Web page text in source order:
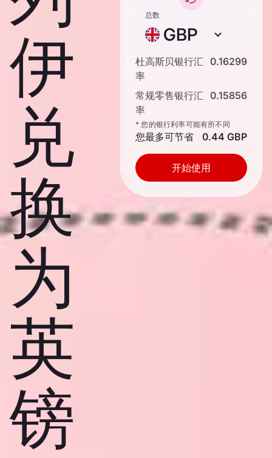
伊
兑
换
为
英
镑
总数
GBP
杜高斯贝银行汇
率
0.16299
常规零售银行汇
率
0.15856
* 您的银行利率可能有所不同
您最多可节省 0.44 GBP
开始使用